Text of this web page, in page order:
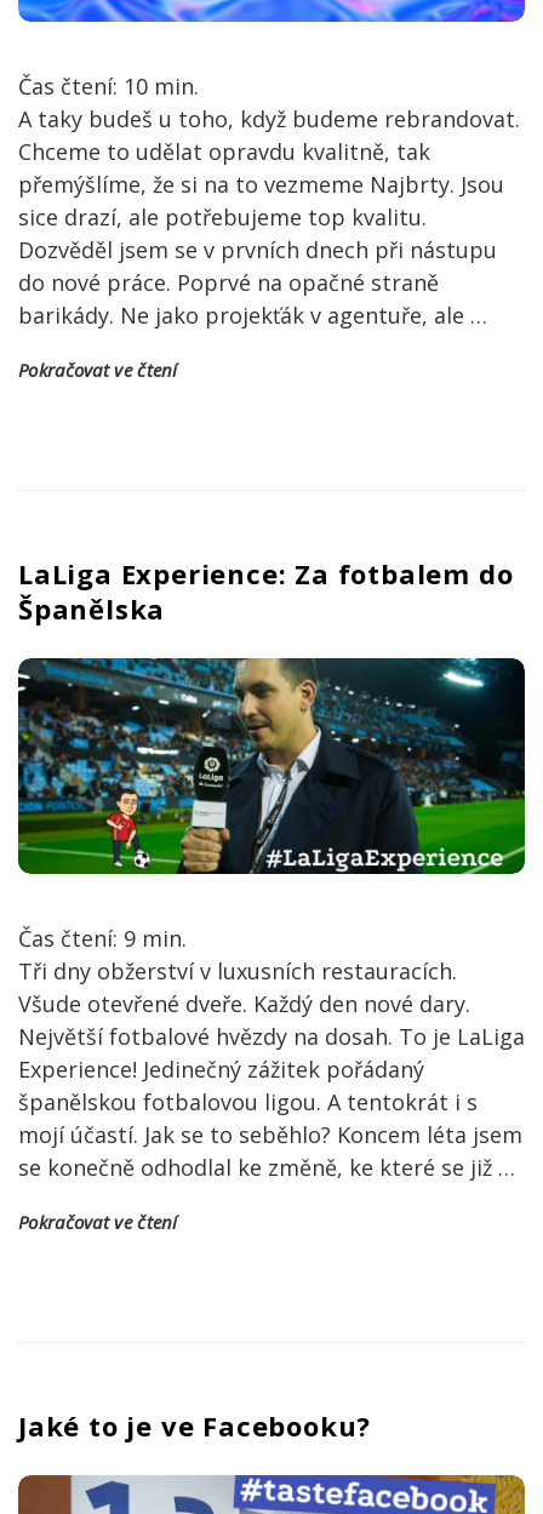
Čas čtení: 10 min.
A taky budeš u toho, když budeme rebrandovat.
Chceme to udělat opravdu kvalitně, tak
přemýšlíme, že si na to vezmeme Najbrty. Jsou
sice drazí, ale potřebujeme top kvalitu.
Dozvěděl jsem se v prvních dnech při nástupu
do nové práce. Poprvé na opačné straně
barikády. Ne jako projekťák v agentuře, ale …
Pokračovat ve čtení
LaLiga Experience: Za fotbalem do
Španělska
Čas čtení: 9 min.
Tři dny obžerství v luxusních restauracích.
Všude otevřené dveře. Každý den nové dary.
Největší fotbalové hvězdy na dosah. To je LaLiga
Experience! Jedinečný zážitek pořádaný
španělskou fotbalovou ligou. A tentokrát i s
mojí účastí. Jak se to seběhlo? Koncem léta jsem
se konečně odhodlal ke změně, ke které se již …
Pokračovat ve čtení
Jaké to je ve Facebooku?